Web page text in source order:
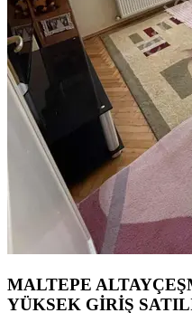
MALTEPE
YÜKSEK GİRİŞ